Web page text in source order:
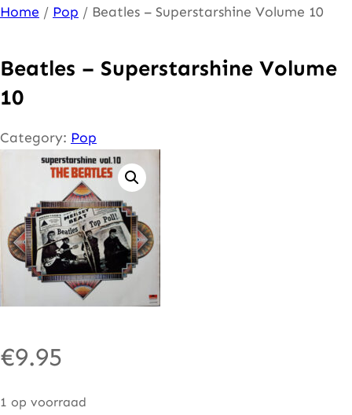
Ga
de
inhoud
Home / Pop / Beatles – Superstarshine Volume 10
Beatles – Superstarshine Volume
10
Category: Pop
€9.95
1 op voorraad